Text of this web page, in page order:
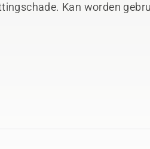
Kan worden